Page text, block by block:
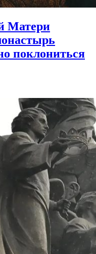
Матери
поклониться